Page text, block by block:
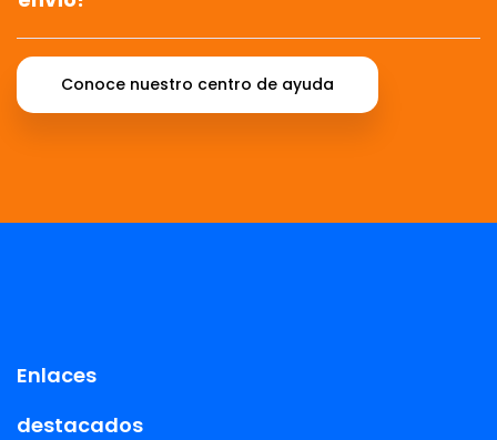
Conoce nuestro centro de ayuda
Enlaces
destacados